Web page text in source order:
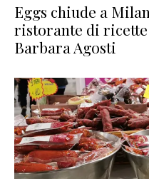
Eggs chiude a
ristorante di ricette
Barbara Agosti